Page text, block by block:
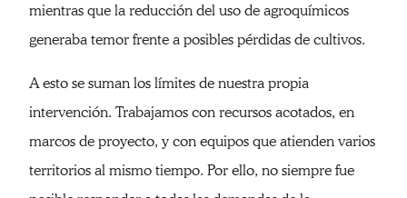
mientras que la reducción del uso de agroquímicos
generaba temor frente a posibles pérdidas de cultivos.
A esto se suman los límites de nuestra propia
intervención. Trabajamos con recursos acotados, en
marcos de proyecto, y con equipos que atienden varios
territorios al mismo tiempo. Por ello, no siempre fue